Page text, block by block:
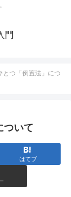
門
とつ「倒置法」につ
ついて
はてブ